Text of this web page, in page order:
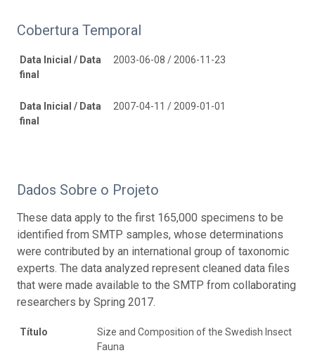
Cobertura Temporal
Data Inicial / Data
final
2003-06-08 / 2006-11-23
Data Inicial / Data
final
2007-04-11 / 2009-01-01
Dados Sobre o Projeto
These data apply to the first 165,000 specimens to be
identified from SMTP samples, whose determinations
were contributed by an international group of taxonomic
experts. The data analyzed represent cleaned data files
that were made available to the SMTP from collaborating
researchers by Spring 2017.
Título
Size and Composition of the Swedish Insect
Fauna